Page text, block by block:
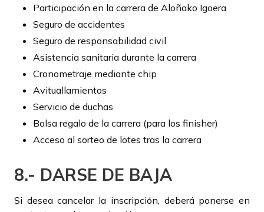
Participación en la carrera de Aloñako Igoera
Seguro de accidentes
Seguro de responsabilidad civil
Asistencia sanitaria durante la carrera
Cronometraje mediante chip
Avituallamientos
Servicio de duchas
Bolsa regalo de la carrera (para los finisher)
Acceso al sorteo de lotes tras la carrera
8.- DARSE DE BAJA
Si desea cancelar la inscripción, deberá ponerse en